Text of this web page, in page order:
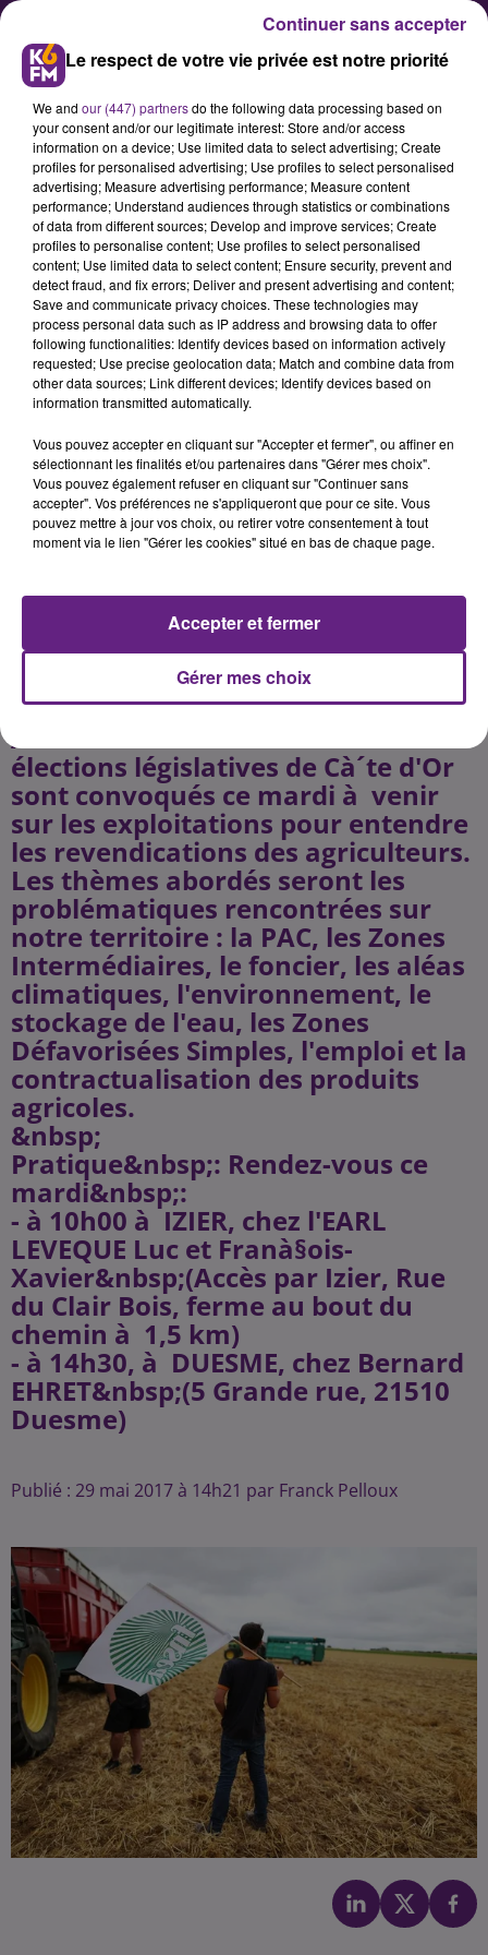
Journée « Porte-Voix » ce mardi
avec la FNSEA
Tout au long de la campagne pour
l'élection présidentielle, la FNSEA a
porté à la connaissance des
candidats son ambition pour
Aujourd'hui, alors que le monde
agricole est toujours confronté à
des crises économiques dans de
nombreux secteurs, que les aléas
grand nombre d'exploitations, le
réseau FNSEA-JA réaffirme devant
les candidats aux élections
législatives, son projet pour
l'agriculture franà§aise.
Aussi tous les candidats aux
élections législatives de Cà´te d'Or
sont convoqués ce mardi à venir
sur les exploitations pour entendre
les revendications des agriculteurs.
Les thèmes abordés seront les
problématiques rencontrées sur
notre territoire : la PAC, les Zones
Intermédiaires, le foncier, les aléas
climatiques, l'environnement, le
stockage de l'eau, les Zones
Défavorisées Simples, l'emploi et la
contractualisation des produits
agricoles.
&nbsp;
Pratique&nbsp;: Rendez-vous ce
mardi&nbsp;:
- à 10h00 à IZIER, chez l'EARL
LEVEQUE Luc et Franà§ois-
Xavier&nbsp;(Accès par Izier, Rue
du Clair Bois, ferme au bout du
chemin à 1,5 km)
- à 14h30, à DUESME, chez Bernard
EHRET&nbsp;(5 Grande rue, 21510
Duesme)
Publié : 29 mai 2017 à 14h21 par Franck Pelloux
Le respect de votre vie privée est notre priorité
We and our (447) partnersdo the following data processing based on
your consent and/or our legitimate interest: Store and/or access
information on a device; Use limited data to select advertising; Create
profiles for personalised advertising; Use profiles to select personalised
advertising; Measure advertising performance; Measure content
performance; Understand audiences through statistics or combinations
of data from different sources; Develop and improve services; Create
profiles to personalise content; Use profiles to select personalised
content; Use limited data to select content; Ensure security, prevent and
detect fraud, and fix errors; Deliver and present advertising and content;
Save and communicate privacy choices. These technologies may
process personal data such as IP address and browsing data to offer
following functionalities: Identify devices based on information actively
requested; Use precise geolocation data; Match and combine data from
other data sources; Link different devices; Identify devices based on
information transmitted automatically.
Vous pouvez accepter en cliquant sur "Accepter et fermer", ou affiner en
sélectionnant les finalités et/ou partenaires dans "Gérer mes choix".
Vous pouvez également refuser en cliquant sur "Continuer sans
accepter". Vos préférences ne s'appliqueront que pour ce site. Vous
pouvez mettre à jour vos choix, ou retirer votre consentement à tout
moment via le lien "Gérer les cookies" situé en bas de chaque page.
Gérer mes choix
Accepter et fermer
Continuer sans accepter